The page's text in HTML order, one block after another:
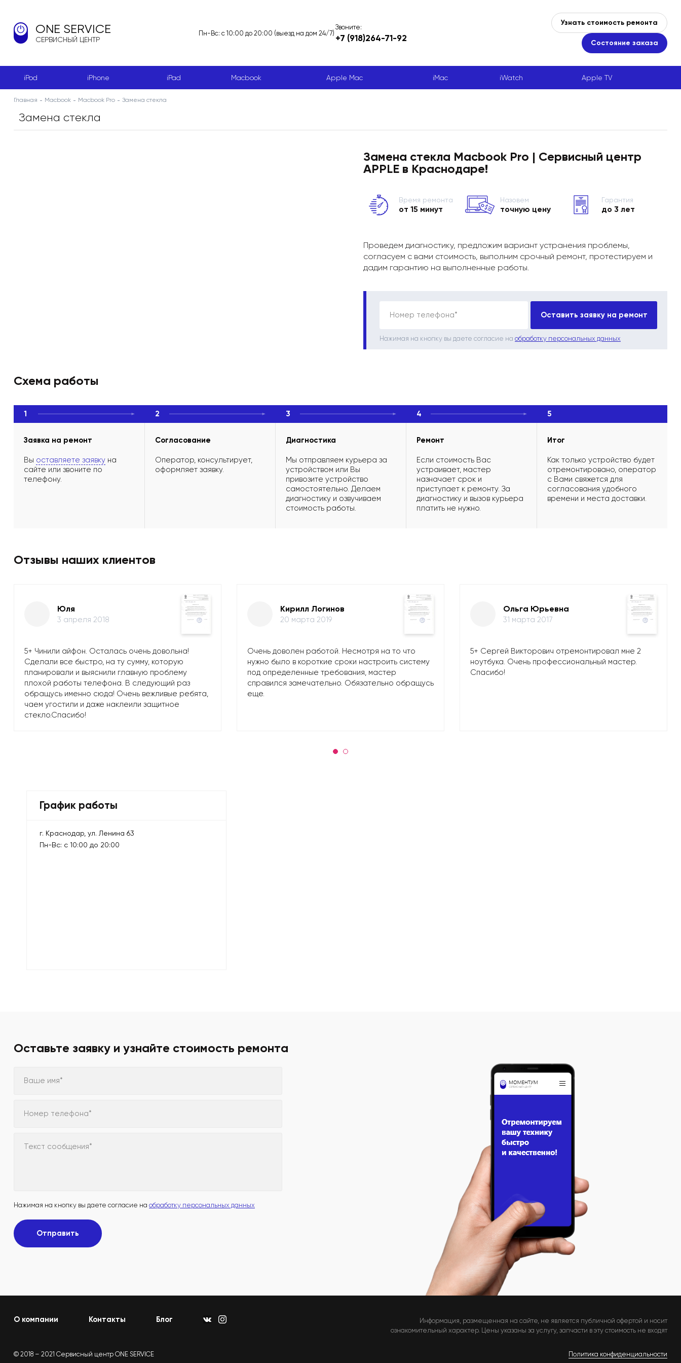
ONE SERVICE
СЕРВИСНЫЙ ЦЕНТР
Пн-Вс: с 10:00 до 20:00 (выезд на дом 24/7)
Звоните:
+7 (918)264-71-92
Узнать стоимость ремонта
Состояние заказа
iPod iPhone iPad Macbook Apple Mac iMac iWatch Apple TV
Главная Macbook Macbook Pro Замена стекла
Замена стекла
Замена стекла Macbook Pro | Сервисный центр
APPLE в Краснодаре!
Время ремонта
от 15 минут
Назовем
точную цену
Гарантия
до 3 лет
Проведем диагностику, предложим вариант устранения проблемы,
согласуем с вами стоимость, выполним срочный ремонт, протестируем и
дадим гарантию на выполненные работы.
Номер телефона* Оставить заявку на ремонт
Нажимая на кнопку вы даете согласие на обработку персональных данных
Схема работы
1
Заявка на ремонт
Вы оставляете заявку на
сайте или звоните по
телефону.
2
Согласование
Оператор, консультирует,
оформляет заявку.
3
Диагностика
Мы отправляем курьера за
устройством или Вы
привозите устройство
самостоятельно. Делаем
диагностику и озвучиваем
стоимость работы.
4
Ремонт
Если стоимость Вас
устраивает, мастер
назначает срок и
приступает к ремонту. За
диагностику и вызов курьера
платить не нужно.
5
Итог
Как только устройство будет
отремонтировано, оператор
с Вами свяжется для
согласования удобного
времени и места доставки.
Отзывы наших клиентов
Юля
3 апреля 2018
5+ Чинили айфон. Осталась очень довольна!
Сделали все быстро, на ту сумму, которую
планировали и выяснили главную проблему
плохой работы телефона. В следующий раз
обращусь именно сюда! Очень вежливые ребята,
чаем угостили и даже наклеили защитное
стекло.Спасибо!
Кирилл Логинов
20 марта 2019
Очень доволен работой. Несмотря на то что
нужно было в короткие сроки настроить систему
под определенные требования, мастер
справился замечательно. Обязательно обращусь
еще.
Ольга Юрьевна
31 марта 2017
5+ Сергей Викторович отремонтировал мне 2
ноутбука. Очень профессиональный мастер.
Спасибо!
График работы
г. Краснодар, ул. Ленина 63
Пн-Вс: с 10:00 до 20:00
Оставьте заявку и узнайте стоимость ремонта
Ваше имя*
Номер телефона*
Текст сообщения*
Нажимая на кнопку вы даете согласие на обработку персональных данных
Отправить
О компании Контакты Блог
Информация, размещенная на сайте, не является публичной офертой и носит
ознакомительный характер. Цены указаны за услугу, запчасти в эту стоимость не входят
© 2018 – 2021 Сервисный центр ONE SERVICE Политика конфиденциальности